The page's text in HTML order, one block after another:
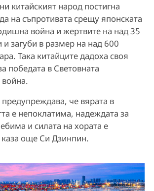
китайският народ постигна
на съпротивата срещу японската
война и жертвите на над 35
загуби в размер на над 600
Така китайците дадоха своя
победата в Световната
че вярата в
е непоклатима, надеждата за
и силата на хората е
още Си Дзинпин.